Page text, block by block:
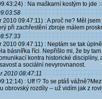
: Na maškarní kostým to jde
09:47:11) : A proč ne? Měl
při zachřestění zbroje málem
2010 09:47:11) : Neptám se tak
básnířka říci. Nepřišlo mi, že by
kontra historické
a sociální nevyrovnanost.
2010 08:47:11
: Uff !? To se ptáš
obrovský rozdíly -- už vidím jak z